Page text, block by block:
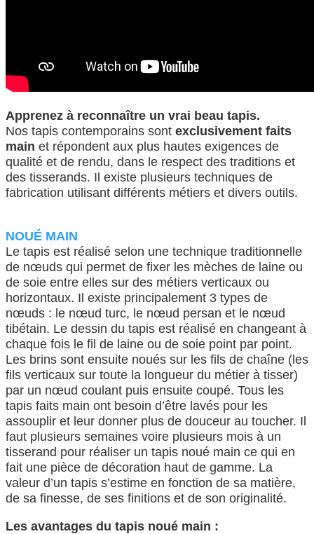
Apprenez à reconnaître un vrai beau tapis.
Nos tapis contemporains sont exclusivement faits
main et répondent aux plus hautes exigences de
qualité et de rendu, dans le respect des traditions et
des tisserands. Il existe plusieurs techniques de
fabrication utilisant différents métiers et divers outils.
NOUÉ MAIN
Le tapis est réalisé selon une technique traditionnelle
de nœuds qui permet de fixer les mèches de laine ou
de soie entre elles sur des métiers verticaux ou
horizontaux. Il existe principalement 3 types de
nœuds : le nœud turc, le nœud persan et le nœud
tibétain. Le dessin du tapis est réalisé en changeant à
chaque fois le fil de laine ou de soie point par point.
Les brins sont ensuite noués sur les fils de chaîne (les
fils verticaux sur toute la longueur du métier à tisser)
par un nœud coulant puis ensuite coupé. Tous les
tapis faits main ont besoin d’être lavés pour les
assouplir et leur donner plus de douceur au toucher. Il
faut plusieurs semaines voire plusieurs mois à un
tisserand pour réaliser un tapis noué main ce qui en
fait une pièce de décoration haut de gamme. La
valeur d’un tapis s’estime en fonction de sa matière,
de sa finesse, de ses finitions et de son originalité.
Les avantages du tapis noué main :